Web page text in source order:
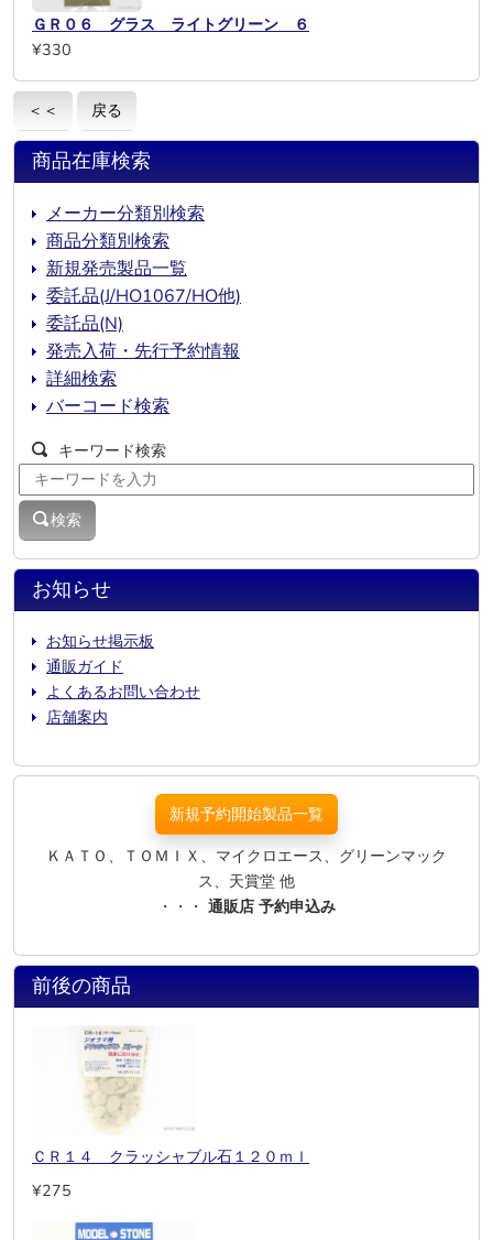
ＧＲ０６ グラス ライトグリーン ６
¥330
＜＜ 戻る
お知らせ
お知らせ掲示板
通販ガイド
よくあるお問い合わせ
店舗案内
商品在庫検索
メーカー分類別検索
商品分類別検索
新規発売製品一覧
委託品(J/HO1067/HO他)
委託品(N)
発売入荷・先行予約情報
詳細検索
バーコード検索
キーワード検索
検索
新規予約開始製品一覧
ＫＡＴＯ、ＴＯＭＩＸ、マイクロエース、グリーンマック
ス、天賞堂 他
・・・ 通販店 予約申込み
前後の商品
ＣＲ１４ クラッシャブル石１２０ｍｌ
¥275